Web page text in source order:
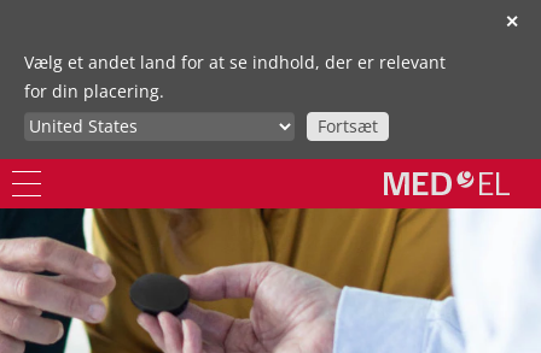
✕
Vælg et andet land for at se indhold, der er relevant
for din placering.
Fortsæt